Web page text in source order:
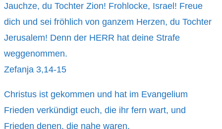
Jauchze, du Tochter Zion! Frohlocke, Israel! Freue
dich und sei fröhlich von ganzem Herzen, du Tochter
Jerusalem! Denn der HERR hat deine Strafe
weggenommen.
Zefanja 3,14-15
Christus ist gekommen und hat im Evangelium
Frieden verkündigt euch, die ihr fern wart, und
Frieden denen, die nahe waren.